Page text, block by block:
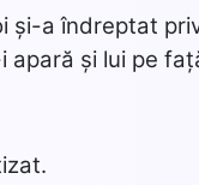
și-a îndreptat
și lui pe